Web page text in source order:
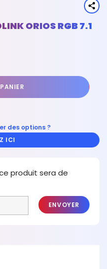
ORIOS RGB 7.1
des options ?
ICI
produit sera de
ENVOYER